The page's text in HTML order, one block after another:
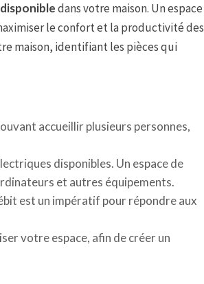
dans votre maison. Un espace
le confort et la productivité des
maison, identifiant les pièces qui
accueillir plusieurs personnes,
disponibles. Un espace de
et autres équipements.
est un impératif pour répondre aux
votre espace, afin de créer un